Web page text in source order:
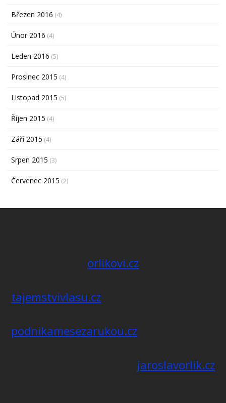
Březen 2016 (4)
Únor 2016 (4)
Leden 2016 (5)
Prosinec 2015 (4)
Listopad 2015 (5)
Říjen 2015 (4)
Září 2015 (4)
Srpen 2015 (3)
Červenec 2015 (2)
orlikovi.cz
tajemstvivlasu.cz
podnikamesezarukou.cz
jaroslavorlik.cz